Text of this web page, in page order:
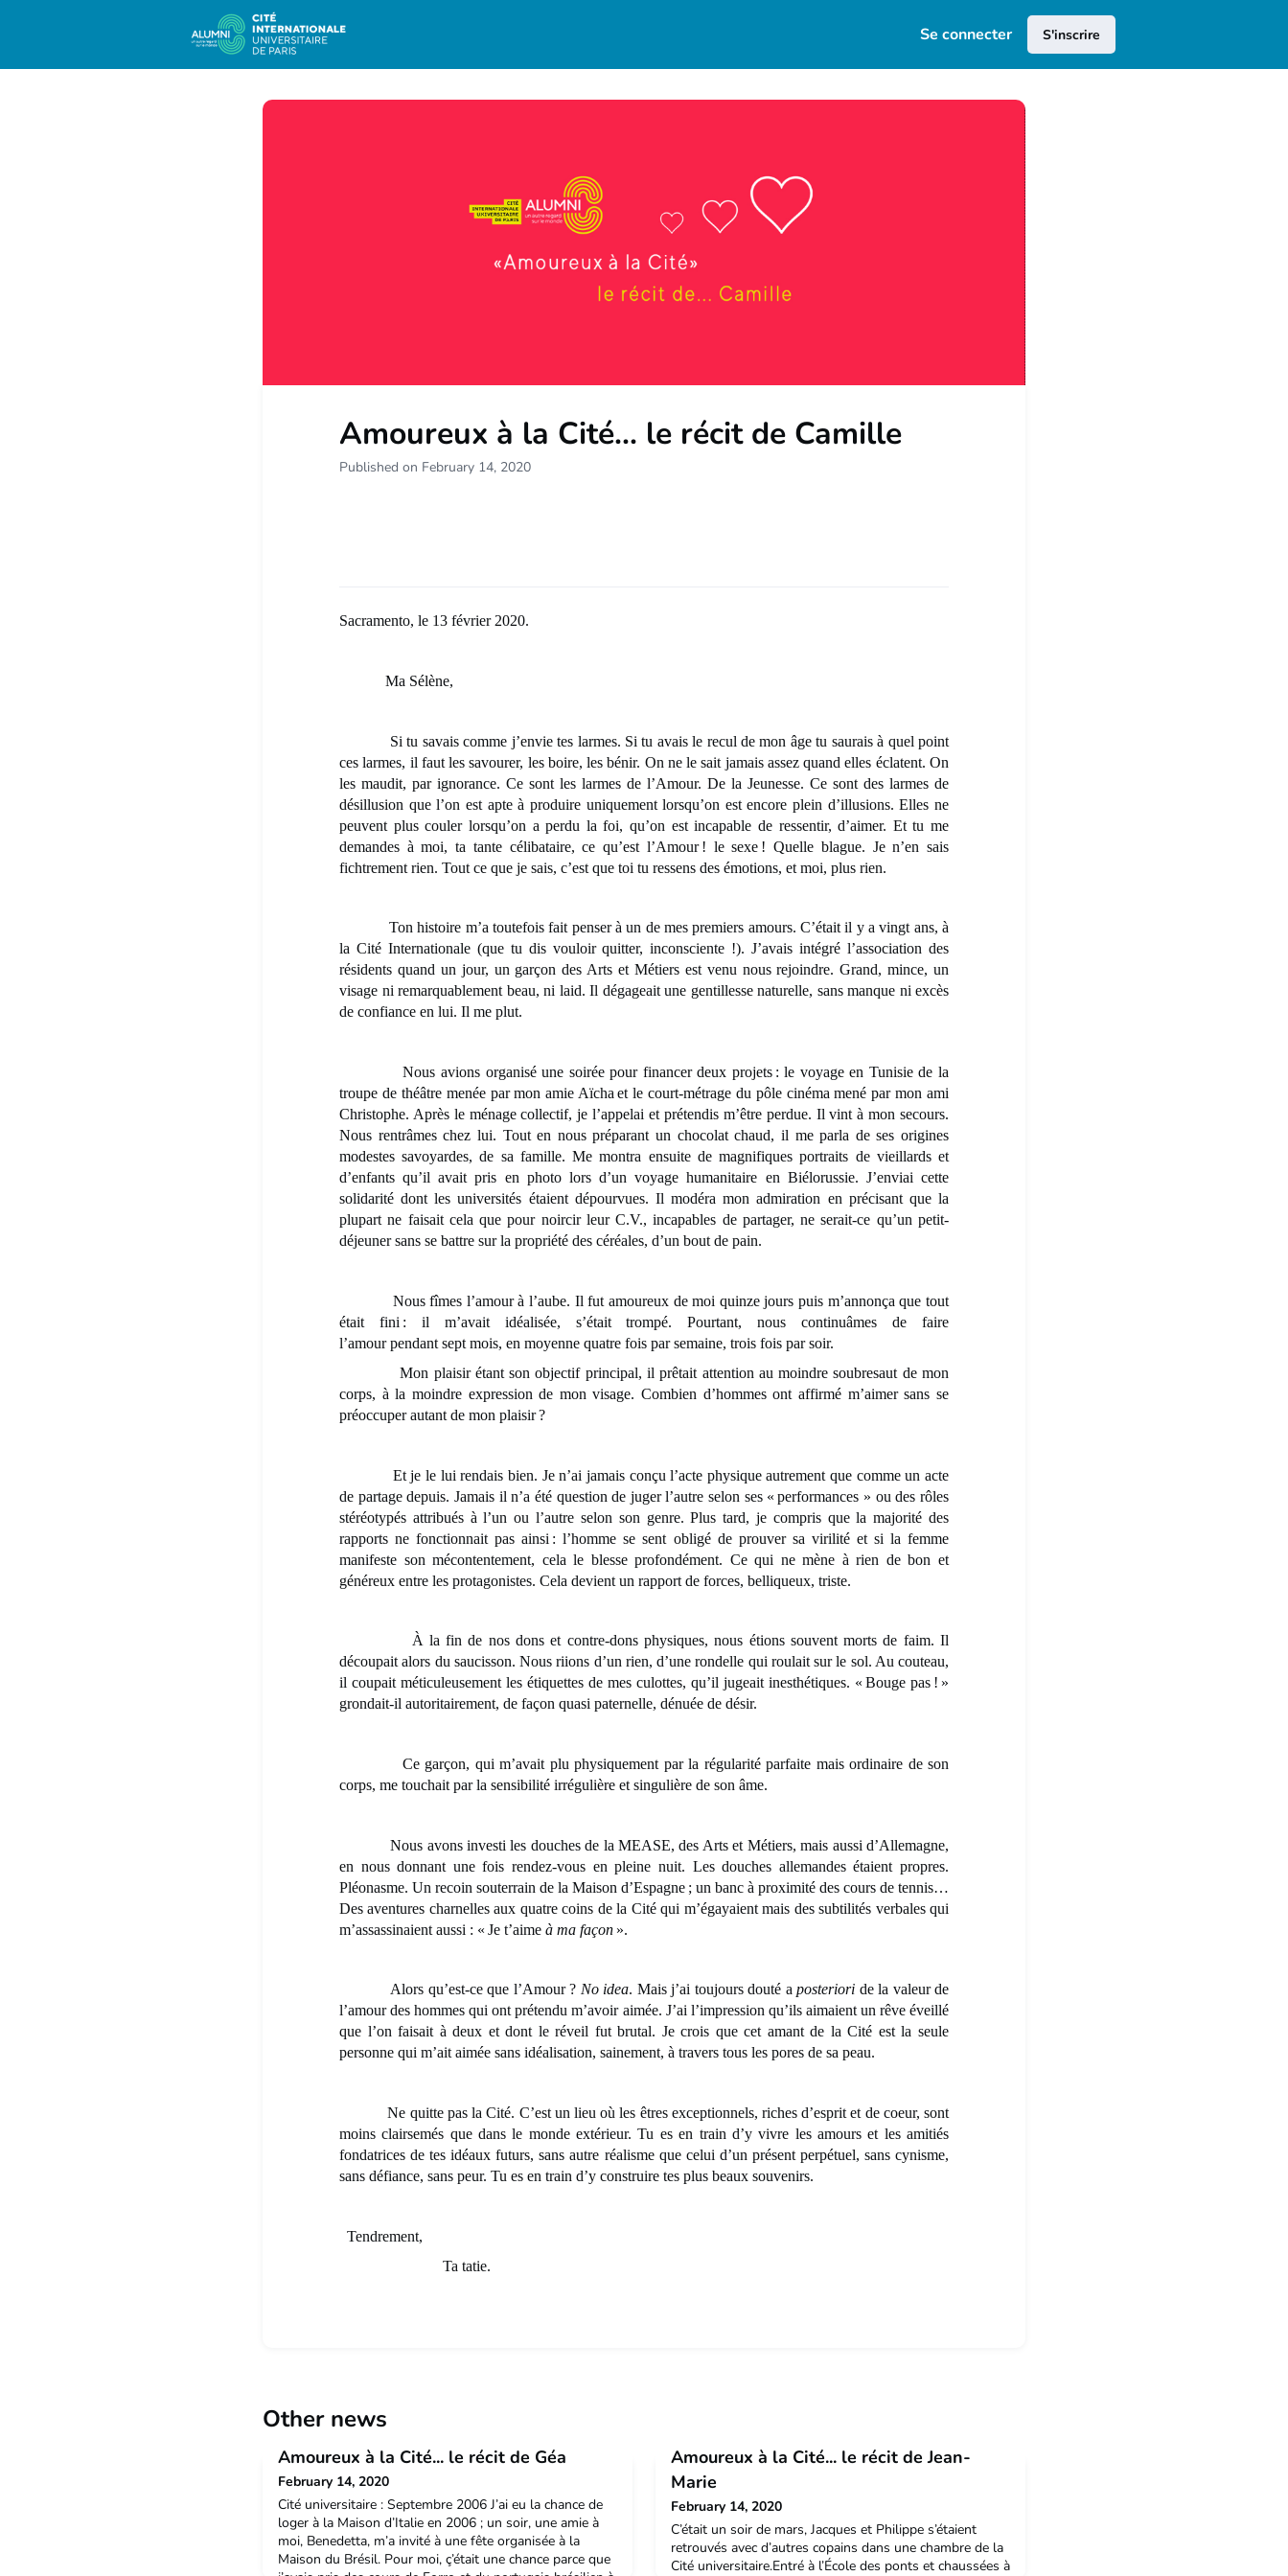
Carrières Avantages
Se connecter S'inscrire
Amoureux à la Cité... le récit de Camille
Published on February 14, 2020
Sacramento, le 13 février 2020.
Ma Sélène,
Si tu savais comme j’envie tes larmes. Si tu avais le recul de mon âge tu saurais à quel point
ces larmes, il faut les savourer, les boire, les bénir. On ne le sait jamais assez quand elles éclatent. On
les maudit, par ignorance. Ce sont les larmes de l’Amour. De la Jeunesse. Ce sont des larmes de
désillusion que l’on est apte à produire uniquement lorsqu’on est encore plein d’illusions. Elles ne
peuvent plus couler lorsqu’on a perdu la foi, qu’on est incapable de ressentir, d’aimer. Et tu me
demandes à moi, ta tante célibataire, ce qu’est l’Amour ! le sexe ! Quelle blague. Je n’en sais
fichtrement rien. Tout ce que je sais, c’est que toi tu ressens des émotions, et moi, plus rien.
Ton histoire m’a toutefois fait penser à un de mes premiers amours. C’était il y a vingt ans, à
la Cité Internationale (que tu dis vouloir quitter, inconsciente !). J’avais intégré l’association des
résidents quand un jour, un garçon des Arts et Métiers est venu nous rejoindre. Grand, mince, un
visage ni remarquablement beau, ni laid. Il dégageait une gentillesse naturelle, sans manque ni excès
de confiance en lui. Il me plut.
Nous avions organisé une soirée pour financer deux projets : le voyage en Tunisie de la
troupe de théâtre menée par mon amie Aïcha et le court-métrage du pôle cinéma mené par mon ami
Christophe. Après le ménage collectif, je l’appelai et prétendis m’être perdue. Il vint à mon secours.
Nous rentrâmes chez lui. Tout en nous préparant un chocolat chaud, il me parla de ses origines
modestes savoyardes, de sa famille. Me montra ensuite de magnifiques portraits de vieillards et
d’enfants qu’il avait pris en photo lors d’un voyage humanitaire en Biélorussie. J’enviai cette
solidarité dont les universités étaient dépourvues. Il modéra mon admiration en précisant que la
plupart ne faisait cela que pour noircir leur C.V., incapables de partager, ne serait-ce qu’un petit-
déjeuner sans se battre sur la propriété des céréales, d’un bout de pain.
Nous fîmes l’amour à l’aube. Il fut amoureux de moi quinze jours puis m’annonça que tout
était fini : il m’avait idéalisée, s’était trompé. Pourtant, nous continuâmes de faire
l’amour pendant sept mois, en moyenne quatre fois par semaine, trois fois par soir.
Mon plaisir étant son objectif principal, il prêtait attention au moindre soubresaut de mon
corps, à la moindre expression de mon visage. Combien d’hommes ont affirmé m’aimer sans se
préoccuper autant de mon plaisir ?
Et je le lui rendais bien. Je n’ai jamais conçu l’acte physique autrement que comme un acte
de partage depuis. Jamais il n’a été question de juger l’autre selon ses « performances » ou des rôles
stéréotypés attribués à l’un ou l’autre selon son genre. Plus tard, je compris que la majorité des
rapports ne fonctionnait pas ainsi : l’homme se sent obligé de prouver sa virilité et si la femme
manifeste son mécontentement, cela le blesse profondément. Ce qui ne mène à rien de bon et
généreux entre les protagonistes. Cela devient un rapport de forces, belliqueux, triste.
À la fin de nos dons et contre-dons physiques, nous étions souvent morts de faim. Il
découpait alors du saucisson. Nous riions d’un rien, d’une rondelle qui roulait sur le sol. Au couteau,
il coupait méticuleusement les étiquettes de mes culottes, qu’il jugeait inesthétiques. « Bouge pas ! »
grondait-il autoritairement, de façon quasi paternelle, dénuée de désir.
Ce garçon, qui m’avait plu physiquement par la régularité parfaite mais ordinaire de son
corps, me touchait par la sensibilité irrégulière et singulière de son âme.
Nous avons investi les douches de la MEASE, des Arts et Métiers, mais aussi d’Allemagne,
en nous donnant une fois rendez-vous en pleine nuit. Les douches allemandes étaient propres.
Pléonasme. Un recoin souterrain de la Maison d’Espagne ; un banc à proximité des cours de tennis…
Des aventures charnelles aux quatre coins de la Cité qui m’égayaient mais des subtilités verbales qui
m’assassinaient aussi : « Je t’aime à ma façon ».
Alors qu’est-ce que l’Amour ? No idea. Mais j’ai toujours douté a posteriori de la valeur de
l’amour des hommes qui ont prétendu m’avoir aimée. J’ai l’impression qu’ils aimaient un rêve éveillé
que l’on faisait à deux et dont le réveil fut brutal. Je crois que cet amant de la Cité est la seule
personne qui m’ait aimée sans idéalisation, sainement, à travers tous les pores de sa peau.
Ne quitte pas la Cité. C’est un lieu où les êtres exceptionnels, riches d’esprit et de coeur, sont
moins clairsemés que dans le monde extérieur. Tu es en train d’y vivre les amours et les amitiés
fondatrices de tes idéaux futurs, sans autre réalisme que celui d’un présent perpétuel, sans cynisme,
sans défiance, sans peur. Tu es en train d’y construire tes plus beaux souvenirs.
Tendrement,
Ta tatie.
Other news
Amoureux à la Cité... le récit de Géa
February 14, 2020
Cité universitaire : Septembre 2006 J’ai eu la chance de
loger à la Maison d’Italie en 2006 ; un soir, une amie à
moi, Benedetta, m’a invité à une fête organisée à la
Maison du Brésil. Pour moi, ç’était une chance parce que
Amoureux à la Cité... le récit de Jean-
Marie
February 14, 2020
C’était un soir de mars, Jacques et Philippe s’étaient
retrouvés avec d’autres copains dans une chambre de la
Cité universitaire.Entré à l’École des ponts et chaussées à